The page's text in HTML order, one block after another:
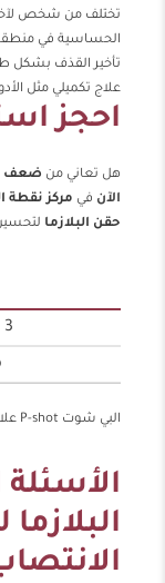
تختلف من شخص
الحساسية في منطقة
تأخير القذف بشكل
علاج تكميلي مثل
احجز
هل تعاني من ضعف
الآن في مركز نقطة
حقن البلازما
3 جلسات علاجية تستغرق فقط 5 أيام.
البي شوت P-shot علاج ضعف الانتصاب علاج موضعي وليس جراحي